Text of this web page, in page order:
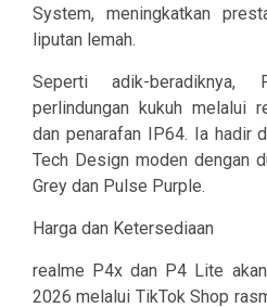
System, meningkatkan
liputan lemah.
Seperti adik-beradiknya,
perlindungan kukuh melalui
dan penarafan IP64. Ia hadir
Tech Design moden dengan
Grey dan Pulse Purple.
Harga dan Ketersediaan
realme P4x dan P4 Lite
2026 melalui TikTok Shop